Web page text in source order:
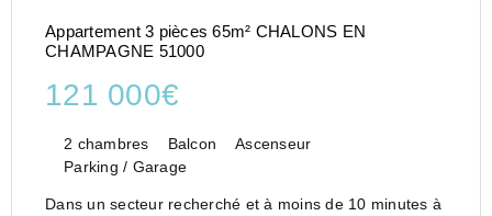
Appartement 3 pièces 65m² CHALONS EN
CHAMPAGNE 51000
121 000€
2 chambres Balcon
Ascenseur
Parking / Garage
Dans un secteur recherché et à moins de 10 minutes à